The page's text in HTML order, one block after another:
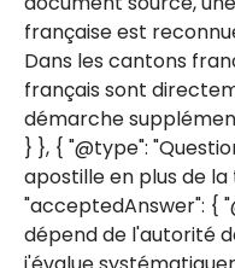
française est
Dans les cantons
français sont
démarche
} }, { "@type":
apostille en plus de
"acceptedAnswer": {
dépend de l'autorité